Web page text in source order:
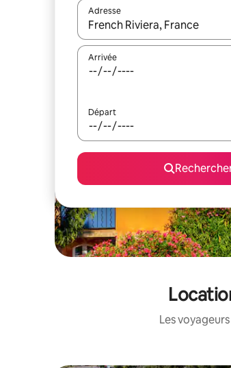
Adresse
Lorsque les résultats
Arrivée
Départ
Les